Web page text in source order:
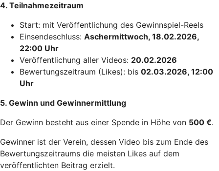
4. Teilnahmezeitraum
Start: mit Veröffentlichung des Gewinnspiel-Reels
Einsendeschluss: Aschermittwoch, 18.02.2026,
22:00 Uhr
Veröffentlichung aller Videos: 20.02.2026
Bewertungszeitraum (Likes): bis 02.03.2026, 12:00
Uhr
5. Gewinn und Gewinnermittlung
Der Gewinn besteht aus einer Spende in Höhe von 500 €.
Gewinner ist der Verein, dessen Video bis zum Ende des
Bewertungszeitraums die meisten Likes auf dem
veröffentlichten Beitrag erzielt.